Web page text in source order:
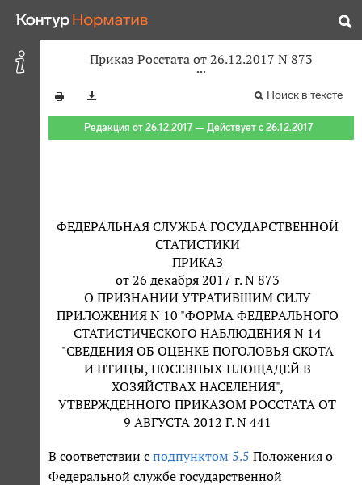
Приказ Росстата от 26.12.2017 N 873
Поиск в тексте
Редакция от 26.12.2017 — Действует с 26.12.2017
ФЕДЕРАЛЬНАЯ СЛУЖБА ГОСУДАРСТВЕННОЙ
СТАТИСТИКИ
ПРИКАЗ
от 26 декабря 2017 г. N 873
О ПРИЗНАНИИ УТРАТИВШИМ СИЛУ
ПРИЛОЖЕНИЯ N 10 "ФОРМА ФЕДЕРАЛЬНОГО
СТАТИСТИЧЕСКОГО НАБЛЮДЕНИЯ N 14
"СВЕДЕНИЯ ОБ ОЦЕНКЕ ПОГОЛОВЬЯ СКОТА
И ПТИЦЫ, ПОСЕВНЫХ ПЛОЩАДЕЙ В
ХОЗЯЙСТВАХ НАСЕЛЕНИЯ",
УТВЕРЖДЕННОГО ПРИКАЗОМ РОССТАТА ОТ
9 АВГУСТА 2012 Г. N 441
В соответствии с подпунктом 5.5 Положения о
Федеральной службе государственной